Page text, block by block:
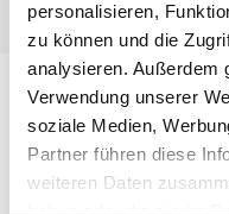
personalisieren,
zu können und die
analysieren. Außerdem
Verwendung unserer
soziale Medien,
Partner führen diese
weiteren Daten
Lageplan
Adresse
Ferienhaus TV1630